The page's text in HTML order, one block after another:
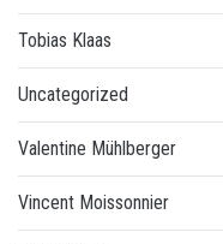
Tobias Klaas
Uncategorized
Valentine Mühlberger
Vincent Moissonnier